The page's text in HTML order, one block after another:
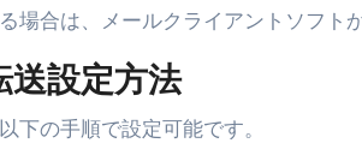
かいまき（掻巻き）超完全ガイド｜“着
【最新版】掛け布団の選び方“完全攻
場合は、メールクライアントソフト
送設定方法
下の手順で設定可能です。